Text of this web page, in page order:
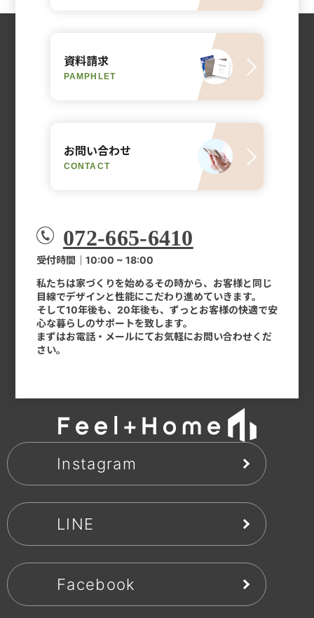
資料請求
PAMPHLET
お問い合わせ
CONTACT
072-665-6410
受付時間｜10:00 ~ 18:00
私たちは家づくりを始めるその時から、お客様と同じ
目線でデザインと性能にこだわり進めていきます。
そして10年後も、20年後も、ずっとお客様の快適で安
心な暮らしのサポートを致します。
まずはお電話・メールにてお気軽にお問い合わせくだ
さい。
Instagram
LINE
Facebook